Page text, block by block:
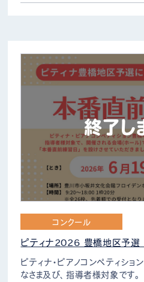
終了し
コンクール
ピティナ2026 豊橋地区予
ピティナ・ピアノコンペティシ
なさま及び、指導者様対象です